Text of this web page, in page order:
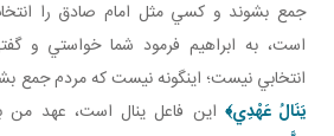
جمع بشوند و کسي مثل امام صادق را
است، به ابراهيم فرمود شما خواستي و
انتخابي نيست؛ اينگونه نيست که مردم جمع
يَنَالُ عَهْدِي﴾ اين فاعل ينال است، عهد من